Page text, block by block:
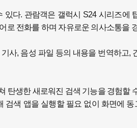
다. 관람객은 갤럭시 S24 시리즈에
로 전화를 하며 자유로운 의사소통을
사, 음성 파일 등의 내용을 번역하고,
탄생한 새로워진 검색 기능을 경험할
색 앱을 실행할 필요 없이 화면에